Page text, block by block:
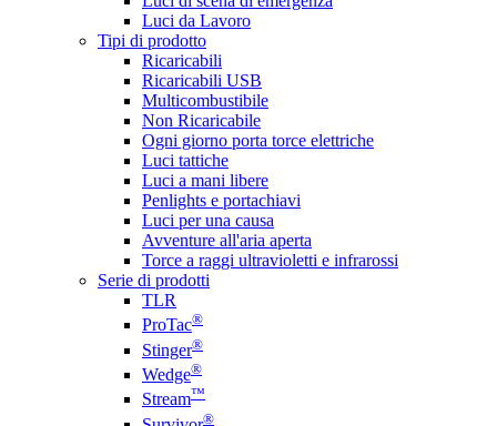
Luci da Lavoro
Tipi di prodotto
Ricaricabili
Ricaricabili USB
Multicombustibile
Non Ricaricabile
Ogni giorno porta torce elettriche
Luci tattiche
Luci a mani libere
Penlights e portachiavi
Luci per una causa
Avventure all'aria aperta
Torce a raggi ultravioletti e infrarossi
Serie di prodotti
TLR
ProTac®
Stinger®
Wedge®
Stream™
®